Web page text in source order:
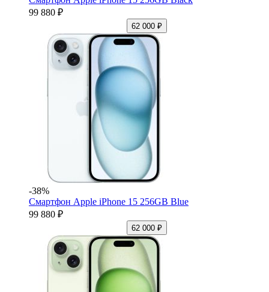
99 880 ₽
62 000 ₽
-38%
Смартфон Apple iPhone 15 256GB Blue
99 880 ₽
62 000 ₽